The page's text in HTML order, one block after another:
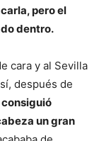
pero el
dentro.
cara y al Sevilla
después de
consiguió
un gran